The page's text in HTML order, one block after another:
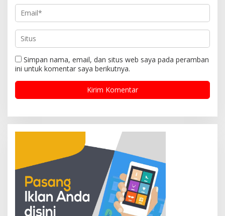
Simpan nama, email, dan situs web saya pada peramban
ini untuk komentar saya berikutnya.